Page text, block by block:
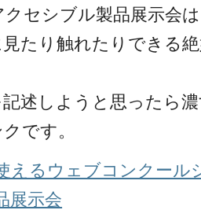
クセシブル製品展示会
たり触れたりできる
述しようと思ったら
です。
えるウェブコンクール
展示会